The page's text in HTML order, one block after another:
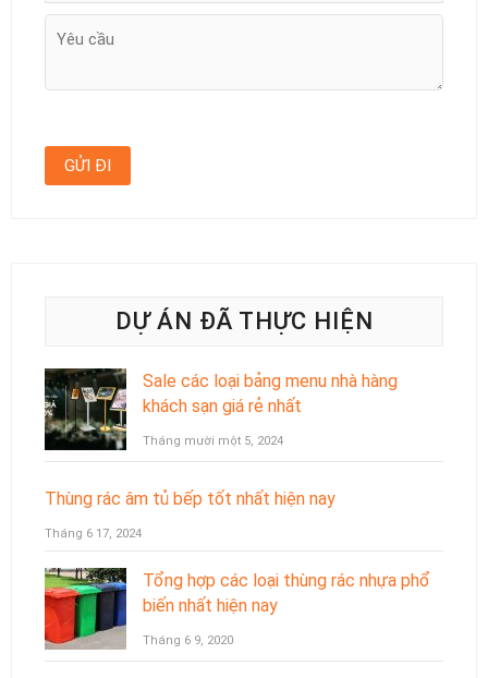
DỰ ÁN ĐÃ THỰC HIỆN
Sale các loại bảng menu nhà hàng
khách sạn giá rẻ nhất
Tháng mười một 5, 2024
Thùng rác âm tủ bếp tốt nhất hiện nay
Tháng 6 17, 2024
Tổng hợp các loại thùng rác nhựa phổ
biến nhất hiện nay
Tháng 6 9, 2020